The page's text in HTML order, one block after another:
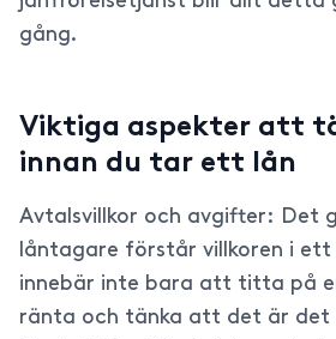
gång.
Viktiga aspekter att
innan du tar ett lån
Avtalsvillkor och avgifter: Det
låntagare förstår villkoren i
innebär inte bara att titta på
ränta och tänka att det är det